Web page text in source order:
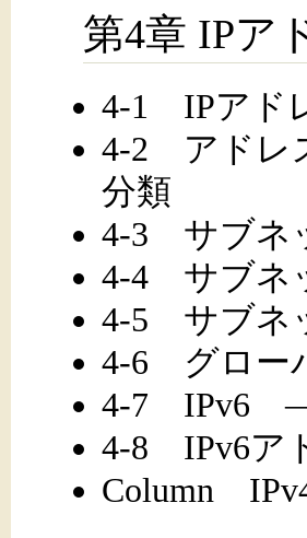
第4章 IPア
4-1 IPアド
4-2 アドレ
分類
4-3 サブネ
4-4 サブネ
4-5 サブネ
4-6 グロー
4-7 IPv6 ―
4-8 IPv6ア
Column